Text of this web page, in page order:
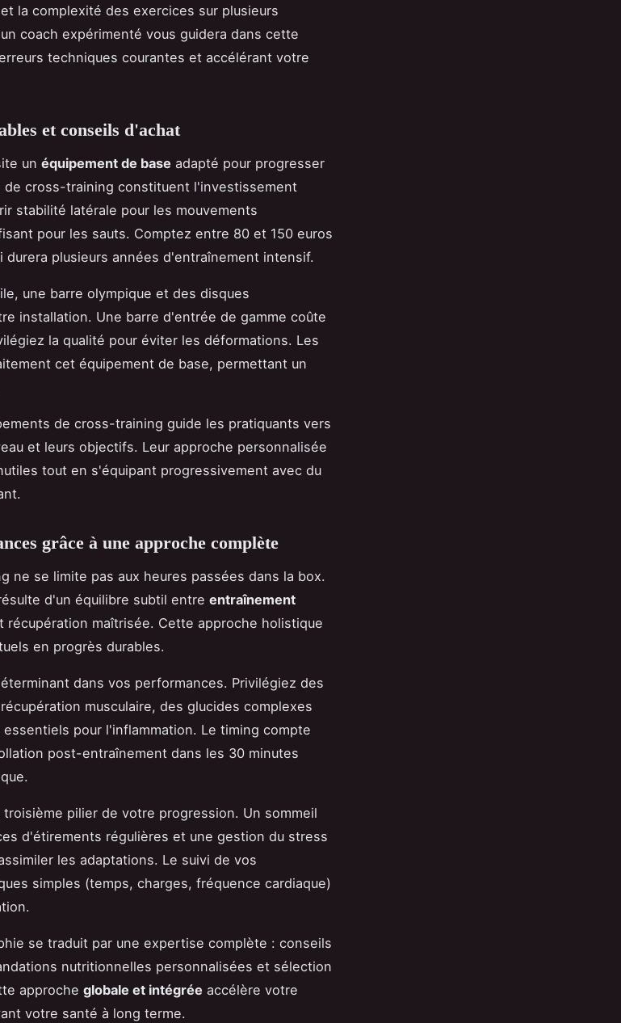
la complexité des exercices sur plusieurs
coach expérimenté vous guidera dans cette
techniques courantes et accélérant votre
et conseils d'achat
un équipement de base adapté pour progresser
de cross-training constituent l'investissement
stabilité latérale pour les mouvements
pour les sauts. Comptez entre 80 et 150 euros
durera plusieurs années d'entraînement intensif.
une barre olympique et des disques
installation. Une barre d'entrée de gamme coûte
la qualité pour éviter les déformations. Les
cet équipement de base, permettant un
de cross-training guide les pratiquants vers
et leurs objectifs. Leur approche personnalisée
tout en s'équipant progressivement avec du
grâce à une approche complète
ne se limite pas aux heures passées dans la box.
d'un équilibre subtil entre entraînement
récupération maîtrisée. Cette approche holistique
en progrès durables.
dans vos performances. Privilégiez des
musculaire, des glucides complexes
pour l'inflammation. Le timing compte
post-entraînement dans les 30 minutes
pilier de votre progression. Un sommeil
d'étirements régulières et une gestion du stress
les adaptations. Le suivi de vos
simples (temps, charges, fréquence cardiaque)
se traduit par une expertise complète : conseils
nutritionnelles personnalisées et sélection
approche globale et intégrée accélère votre
votre santé à long terme.